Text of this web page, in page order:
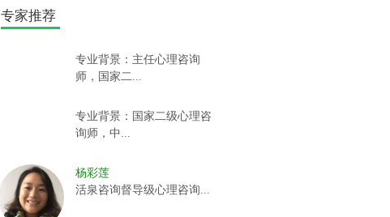
专家推荐
专业背景：主任心理咨询
师，国家二...
专业背景：国家二级心理咨
询师，中...
杨彩莲
活泉咨询督导级心理咨询...